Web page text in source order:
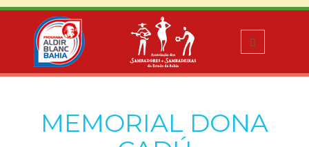
MEMORIAL DONA